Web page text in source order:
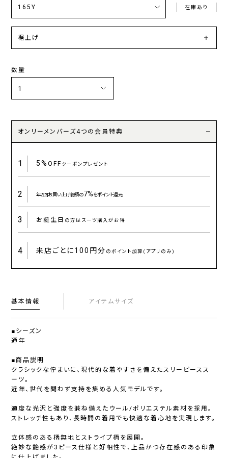
在庫あり
裾上げ
数量
オンリーメンバーズ4つの会員特典
1 5%OFFクーポンプレゼント
2 年2回お買い上げ総額の7%をポイント還元
3 お誕生日 の方はスーツ購入がお得
4 来店ごとに100円分 のポイント加算(アプリのみ)
基本情報 アイテムサイズ
■シーズン
通年
■商品説明
クラシックな佇まいに、現代的な着やすさを備えたスリーピースス
ーツ。
近年、世代を問わず支持を集める人気モデルです。
適度な光沢と強度を兼ね備えたウール/ポリエステル素材を採用。
ストレッチ性もあり、長時間の着用でも快適な着心地を実現します。
立体感のある柄無地とストライプ柄を展開。
絶妙な艶感が3ピース仕様と好相性で、上品かつ存在感のある印象